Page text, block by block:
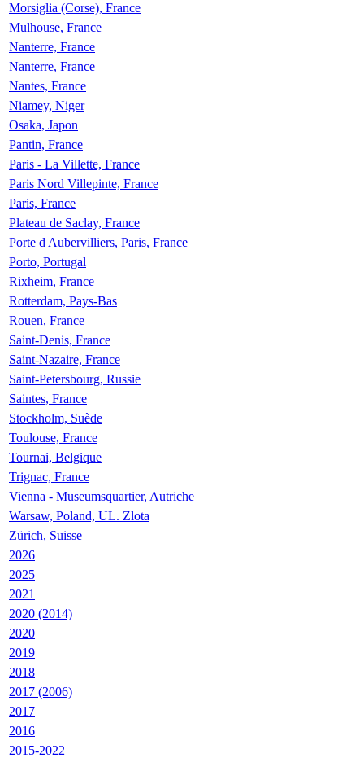
Morsiglia (Corse), France
Mulhouse, France
Nanterre, France
Nanterre, France
Nantes, France
Niamey, Niger
Osaka, Japon
Pantin, France
Paris - La Villette, France
Paris Nord Villepinte, France
Paris, France
Plateau de Saclay, France
Porte d Aubervilliers, Paris, France
Porto, Portugal
Rixheim, France
Rotterdam, Pays-Bas
Rouen, France
Saint-Denis, France
Saint-Nazaire, France
Saint-Petersbourg, Russie
Saintes, France
Stockholm, Suède
Toulouse, France
Tournai, Belgique
Trignac, France
Vienna - Museumsquartier, Autriche
Warsaw, Poland, UL. Zlota
Zürich, Suisse
2026
2025
2021
2020 (2014)
2020
2019
2018
2017 (2006)
2017
2016
2015-2022